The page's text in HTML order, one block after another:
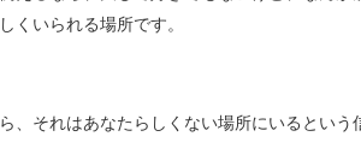
くいられる場所です。
、それはあなたらしくない場所にいるという